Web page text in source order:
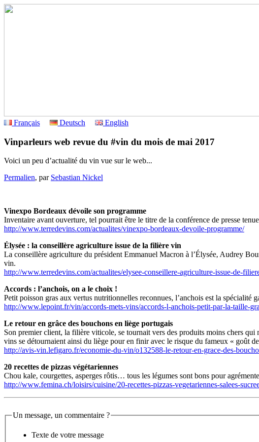
Français
Deutsch English
Vinparleurs web revue du #vin du mois de mai 2017
Voici un peu d’actualité du vin vue sur le web...
Permalien, par Sebastian Nickel
Vinexpo Bordeaux dévoile son programme
Inventaire avant ouverture, tel pourrait être le titre de la conférence de presse
http://www.terredevins.com/actualites/vinexpo-bordeaux-devoile-programme/
Élysée : la conseillère agriculture issue de la filière vin
La conseillère agriculture du président Emmanuel Macron à l’Élysée, Audrey
vin.
http://www.terredevins.com/actualites/elysee-conseillere-agriculture-issue-de-
Accords : l’anchois, on a le choix !
Petit poisson gras aux vertus nutritionnelles reconnues, l’anchois est la spécialité
http://www.lepoint.fr/vin/accords-mets-vins/accords-l-anchois-petit-par-la-taille-
Le retour en grâce des bouchons en liège portugais
Son premier client, la filière viticole, se tournait vers des produits moins chers
vins se détournaient ainsi du liège pour en finir avec le risque du fameux « goût
http://avis-vin.lefigaro.fr/economie-du-vin/o132588-le-retour-en-grace-des-
20 recettes de pizzas végétariennes
Chou kale, courgettes, asperges rôtis… tous les légumes sont bons pour
http://www.femina.ch/loisirs/cuisine/20-recettes-pizzas-vegetariennes-salees-
Un message, un commentaire ?
Texte de votre message